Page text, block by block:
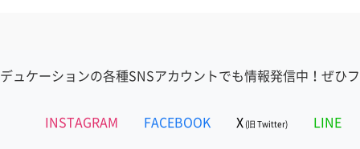
ュケーションの各種SNSアカウントでも情報発信中！ぜひ
INSTAGRAM FACEBOOK X (旧 Twitter) LINE